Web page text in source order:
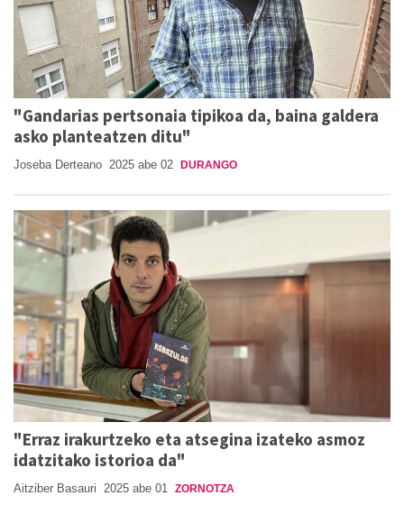
"Gandarias pertsonaia tipikoa da, baina galdera
asko planteatzen ditu"
Joseba Derteano 2025 abe 02 DURANGO
"Erraz irakurtzeko eta atsegina izateko asmoz
idatzitako istorioa da"
Aitziber Basauri 2025 abe 01 ZORNOTZA